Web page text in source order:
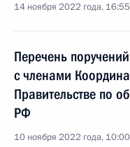
14 ноября 2022 года, 16:55
Перечень
с членами
Правительстве по
РФ
10 ноября 2022 года, 10:00